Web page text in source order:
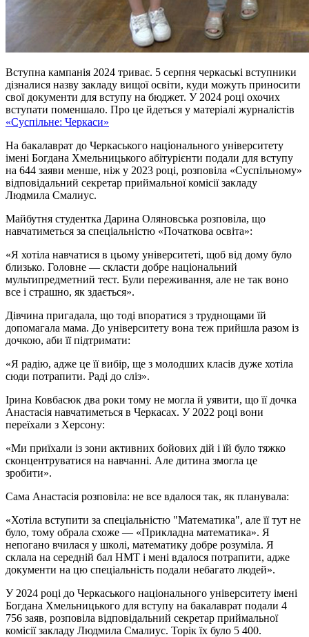
Вступна кампанія 2024 триває. 5 серпня черкаські вступники
дізналися назву закладу вищої освіти, куди можуть приносити
свої документи для вступу на бюджет. У 2024 році охочих
вступати поменшало. Про це йдеться у матеріалі журналістів
«Суспільне: Черкаси»
На бакалаврат до Черкаського національного університету
імені Богдана Хмельницького абітурієнти подали для вступу
на 644 заяви менше, ніж у 2023 році, розповіла «Суспільному»
відповідальний секретар приймальної комісії закладу
Людмила Смалиус.
Майбутня студентка Дарина Оляновська розповіла, що
навчатиметься за спеціальністю «Початкова освіта»:
«Я хотіла навчатися в цьому університеті, щоб від дому було
близько. Головне — скласти добре національний
мультипредметний тест. Були переживання, але не так воно
все і страшно, як здається».
Дівчина пригадала, що тоді впоратися з труднощами їй
допомагала мама. До університету вона теж прийшла разом із
дочкою, аби її підтримати:
«Я радію, адже це її вибір, ще з молодших класів дуже хотіла
сюди потрапити. Раді до сліз».
Ірина Ковбасюк два роки тому не могла й уявити, що її дочка
Анастасія навчатиметься в Черкасах. У 2022 році вони
переїхали з Херсону:
«Ми приїхали із зони активних бойових дій і їй було тяжко
сконцентруватися на навчанні. Але дитина змогла це
зробити».
Сама Анастасія розповіла: не все вдалося так, як планувала:
«Хотіла вступити за спеціальністю "Математика", але її тут не
було, тому обрала схоже — «Прикладна математика». Я
непогано вчилася у школі, математику добре розуміла. Я
склала на середній бал НМТ і мені вдалося потрапити, адже
документи на цю спеціальність подали небагато людей».
У 2024 році до Черкаського національного університету імені
Богдана Хмельницького для вступу на бакалаврат подали 4
756 заяв, розповіла відповідальний секретар приймальної
комісії закладу Людмила Смалиус. Торік їх було 5 400.